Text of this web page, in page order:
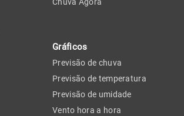
Gráficos
Previsão de chuva
Previsão de temperatura
Previsão de umidade
Vento hora a hora